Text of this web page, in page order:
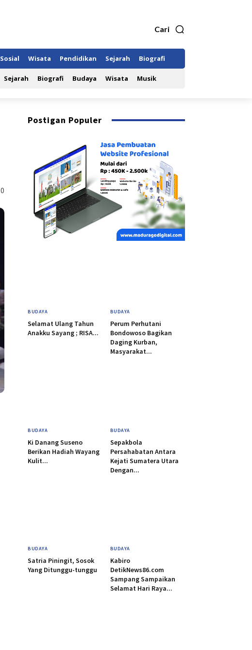
Cari
Sosial Wisata Pendidikan Sejarah Biografi
Sejarah Biografi Budaya Wisata Musik
0
Postigan Populer
BUDAYA
Selamat Ulang Tahun
Anakku Sayang ; RISA...
BUDAYA
Perum Perhutani
Bondowoso Bagikan
Daging Kurban,
Masyarakat...
BUDAYA
Ki Danang Suseno
Berikan Hadiah Wayang
Kulit...
BUDAYA
Sepakbola
Persahabatan Antara
Kejati Sumatera Utara
Dengan...
BUDAYA
Satria Piningit, Sosok
Yang Ditunggu-tunggu
BUDAYA
Kabiro
DetikNews86.com
Sampang Sampaikan
Selamat Hari Raya...